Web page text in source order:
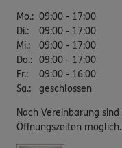
Mo.: 09:00 - 17:00
Di.:
09:00 - 17:00
Mi.:
09:00 - 17:00
Do.: 09:00 - 17:00
Fr.:
09:00 - 16:00
Sa.: geschlossen
Nach Vereinbarung
Öffnungszeiten möglich.